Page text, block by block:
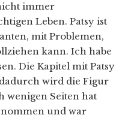
immer
Leben. Patsy ist
mit Problemen,
kann. Ich habe
Die Kapitel mit Patsy
wird die Figur
wenigen Seiten hat
und war